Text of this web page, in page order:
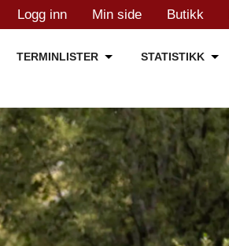
Logg inn Min side Butikk
TERMINLISTER STATISTIKK